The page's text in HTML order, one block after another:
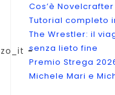
Cos’è
Tutorial completo
The Wrestler: il
senza lieto fine
Premio Strega
Michele Mari e